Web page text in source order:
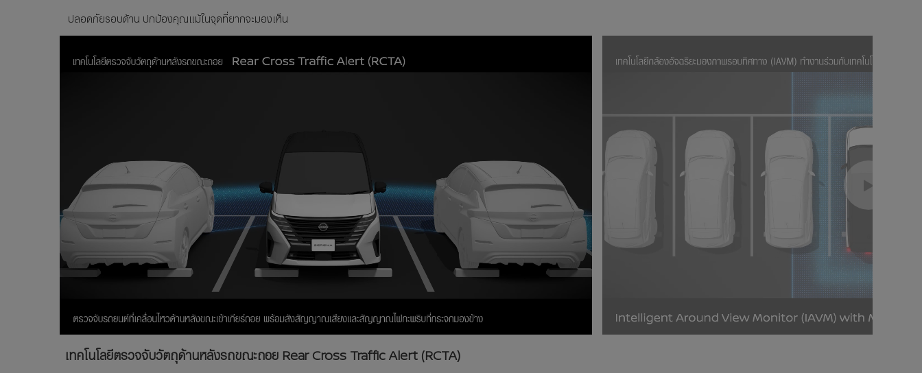
ปลอดภัยรอบด้าน ปกป้องคุณแม้ในจุดที่ยากจะมองเห็น
เทคโนโลยีตรวจจับวัตถุด้านหลังรถขณะถอย Rear Cross Traffic Alert (RCTA)